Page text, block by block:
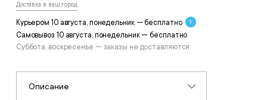
Доставка в ваш город
Курьером 10 августа, понедельник — бесплатно
Самовывоз 10 августа, понедельник — бесплатно
Суббота, воскресенье — заказы не доставляются
Описание